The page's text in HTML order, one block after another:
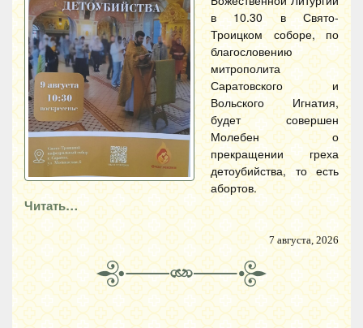
в 10.30 в Свято-
Троицком соборе, по
благословению
митрополита
Саратовского и
Вольского Игнатия,
будет совершен
Молебен о
прекращении греха
детоубийства, то есть
абортов.
Читать…
7 августа, 2026